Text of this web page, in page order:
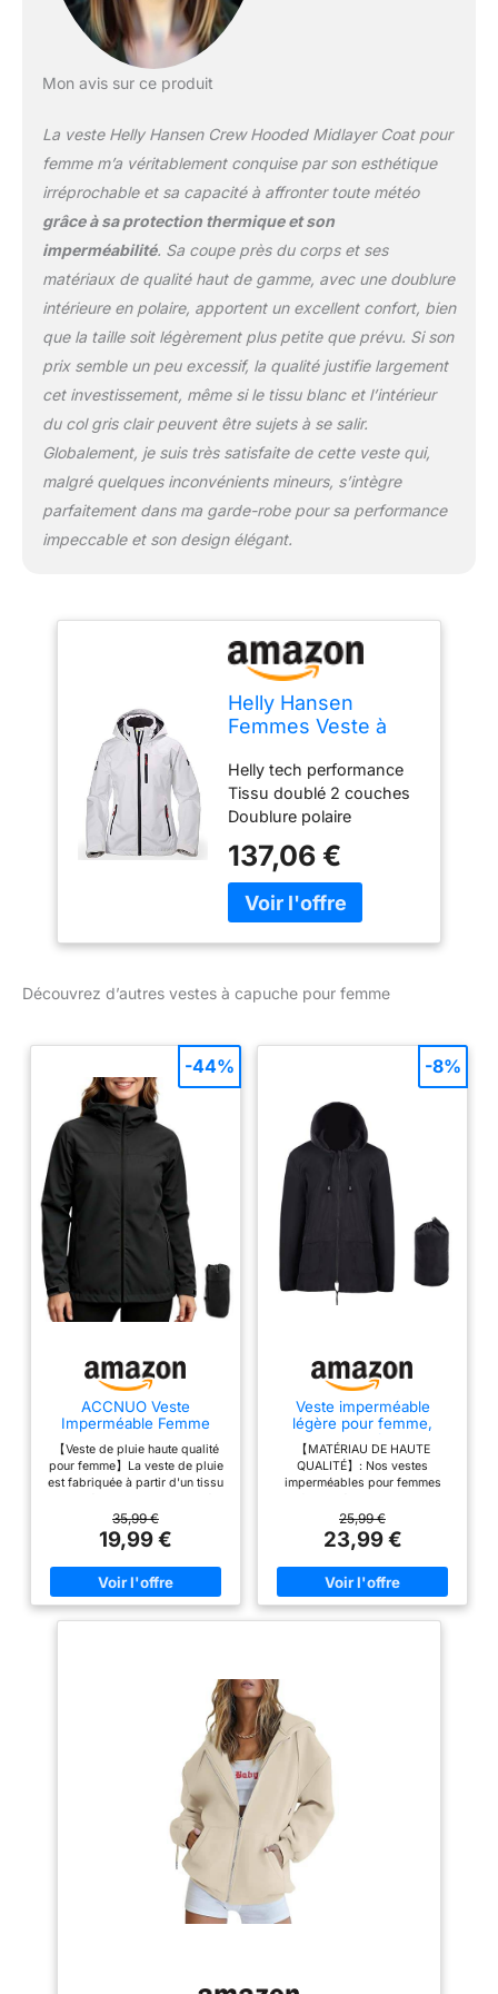
Mon avis sur ce produit
La veste Helly Hansen Crew Hooded Midlayer Coat pour
femme m’a véritablement conquise par son esthétique
irréprochable et sa capacité à affronter toute météo
grâce à sa protection thermique et son
imperméabilité. Sa coupe près du corps et ses
matériaux de qualité haut de gamme, avec une doublure
intérieure en polaire, apportent un excellent confort, bien
que la taille soit légèrement plus petite que prévu. Si son
prix semble un peu excessif, la qualité justifie largement
cet investissement, même si le tissu blanc et l’intérieur
du col gris clair peuvent être sujets à se salir.
Globalement, je suis très satisfaite de cette veste qui,
malgré quelques inconvénients mineurs, s’intègre
parfaitement dans ma garde-robe pour sa performance
impeccable et son design élégant.
Helly Hansen
Femmes Veste à
W Crew, Blanc, M
Helly tech performance
Tissu doublé 2 couches
Doublure polaire
Permet l'ajout d'une
broderie
137,06 €
Découvrez d’autres vestes à capuche pour femme
ACCNUO Veste
Imperméable Femme
Impermeable Veste de
pluie avec capuche pour
le cyclisme, la randonnée
【Veste de pluie haute qualité
pour femme】La veste de pluie
est fabriquée à partir d'un tissu
d'une technologie imperméable,
avec une imperméabilité de
8000 mmH₂O. La fermeture
éclair principale et les
fermetures éclair des poches
sont imperméables, ce qui la
respirant, avec une perméabilité
à l'humidité atteignant 5000
g/m²/24 h, ce qui garantit
imperméable et confortable à
porter sans être trop chaude.
【Veste de pluie légère pour
femme】La veste de pluie pour
femme est ultra-légère. Équipée
d'un sac de rangement, elle se
glisse facilement dans un sac à
main, un sac à dos ou une
valise, pour un encombrement
minimal. 【Imperméable
35,99 €
19,99 €
-44%
Veste imperméable
légère pour femme,
veste de pluie à capuche
pour randonnée, course
à pied, cyclisme, Noir ,
XL
【MATÉRIAU DE HAUTE
QUALITÉ】: Nos vestes
imperméables pour femmes
haute qualité, qui est léger,
respirant, doux pour la peau,
lisse et à séchage rapide, vous
offrant une expérience de port
confortable et vous gardant au
sec. 【IMPERMÉABLE :】 La
déplacements plus sûrs, sans
soudaines, et peut être portée
toute l'année. Design pratique :
notre veste imperméable légère
facile et peut être facilement
rangée dans un sac à dos. Le
imperméable dispose d'une
capuche avec cordon de
serrage, un ourlet avec cordon
de serrage, une fermeture éclair
imperméable, deux poches et
【MODE ET POLYVALENT】: Le
25,99 €
23,99 €
-8%